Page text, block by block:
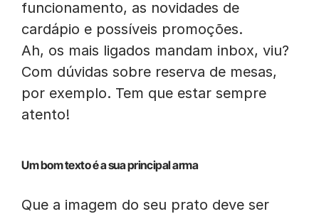
funcionamento, as novidades de
cardápio e possíveis promoções.
Ah, os mais ligados mandam inbox, viu?
Com dúvidas sobre reserva de mesas,
por exemplo. Tem que estar sempre
atento!
Um bom texto é a sua principal arma
Que a imagem do seu prato deve ser